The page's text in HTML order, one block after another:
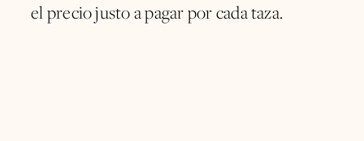
el precio justo a pagar por cada taza.